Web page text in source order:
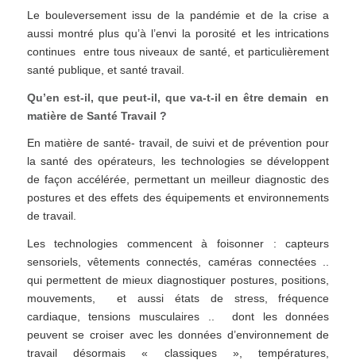
Le bouleversement issu de la pandémie et de la crise a
aussi montré plus qu’à l’envi la porosité et les intrications
continues entre tous niveaux de santé, et particulièrement
santé publique, et santé travail.
Qu’en est-il, que peut-il, que va-t-il en être demain en
matière de Santé Travail ?
En matière de santé- travail, de suivi et de prévention pour
la santé des opérateurs, les technologies se développent
de façon accélérée, permettant un meilleur diagnostic des
postures et des effets des équipements et environnements
de travail.
Les technologies commencent à foisonner : capteurs
sensoriels, vêtements connectés, caméras connectées ..
qui permettent de mieux diagnostiquer postures, positions,
mouvements, et aussi états de stress, fréquence
cardiaque, tensions musculaires .. dont les données
peuvent se croiser avec les données d’environnement de
travail désormais « classiques », températures,